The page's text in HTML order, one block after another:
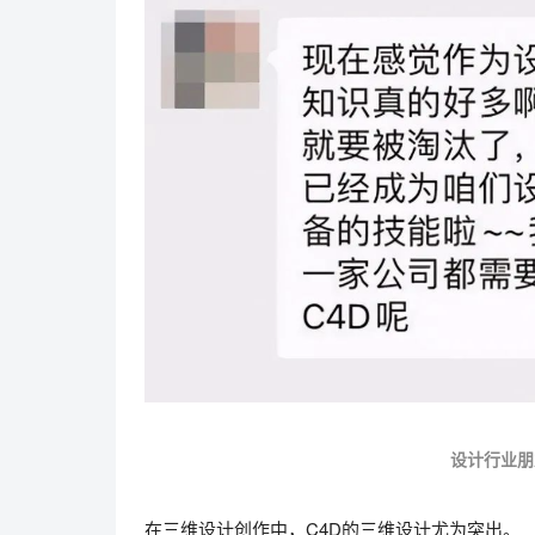
设计行业
在三维设计创作中，C4D的三维设计尤为突出。